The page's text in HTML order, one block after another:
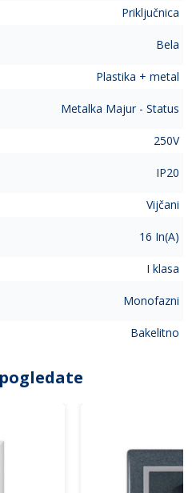
Priključnica
Bela
Plastika + metal
Metalka Majur - Status
250V
IP20
Vijčani
16 In(A)
I klasa
Monofazni
Bakelitno